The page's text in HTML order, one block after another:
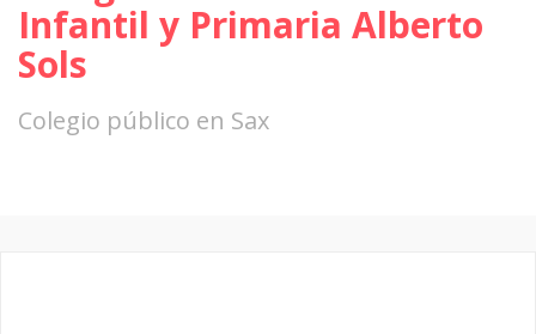
Infantil y Primaria Alberto
Sols
Colegio público en Sax